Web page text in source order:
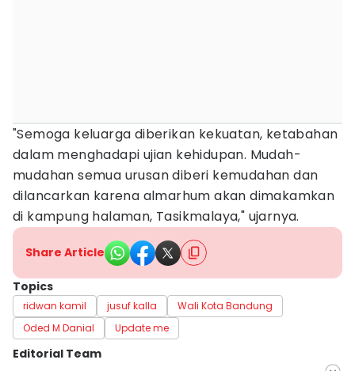
"Semoga keluarga diberikan kekuatan, ketabahan
dalam menghadapi ujian kehidupan. Mudah-
mudahan semua urusan diberi kemudahan dan
dilancarkan karena almarhum akan dimakamkan
di kampung halaman, Tasikmalaya," ujarnya.
Share Article
Topics
ridwan kamil jusuf kalla
Wali Kota Bandung
Oded M Danial
Update me
Editorial Team